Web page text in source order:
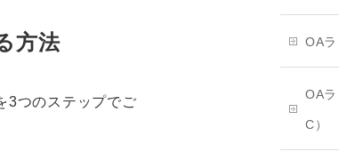
方法
3つのステップでご
OAラ
OA
C）